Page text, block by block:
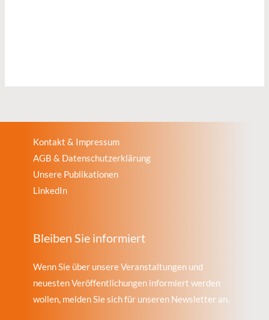
Kontakt & Impressum
AGB & Datenschutzerklärung
Unsere Publikationen
LinkedIn
Bleiben Sie informiert
Wenn Sie über unsere Veranstaltungen und
neuesten Veröffentlichungen informiert werden
wollen, melden Sie sich für unseren Newsletter an.